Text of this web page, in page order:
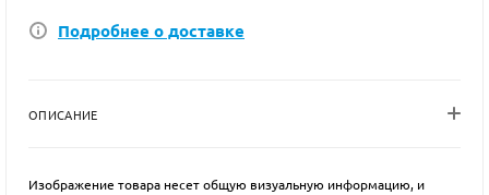
Подробнее о доставке
ОПИСАНИЕ
Изображение товара несет общую визуальную информацию, и